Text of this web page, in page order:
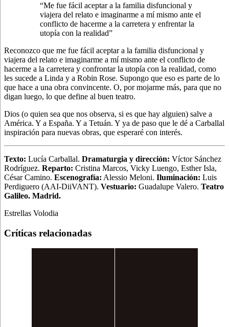
“Me fue fácil aceptar a la familia disfuncional y
viajera del relato e imaginarme a mí mismo ante el
conflicto de hacerme a la carretera y enfrentar la
utopía con la realidad”
Reconozco que me fue fácil aceptar a la familia disfuncional y
viajera del relato e imaginarme a mí mismo ante el conflicto de
hacerme a la carretera y confrontar la utopía con la realidad, como
les sucede a Linda y a Robin Rose. Supongo que eso es parte de lo
que hace a una obra convincente. O, por mojarme más, para que no
digan luego, lo que define al buen teatro.
Dios (o quien sea que nos observa, si es que hay alguien) salve a
América. Y a España. Y a Tetuán. Y ya de paso que le dé a Carballal
inspiración para nuevas obras, que esperaré con interés.
Texto: Lucía Carballal. Dramaturgia y dirección: Víctor Sánchez
Rodríguez. Reparto: Cristina Marcos, Vicky Luengo, Esther Isla,
César Camino. Escenografía: Alessio Meloni. Iluminación: Luis
Perdiguero (AAI-DiiVANT). Vestuario: Guadalupe Valero. Teatro
Galileo. Madrid.
Estrellas Volodia
Críticas relacionadas